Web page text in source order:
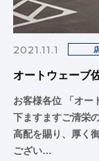
2021.11.1
オートウェーブ
お客様各位 「オ
下ますますご清栄
高配を賜り、厚く
ござい…